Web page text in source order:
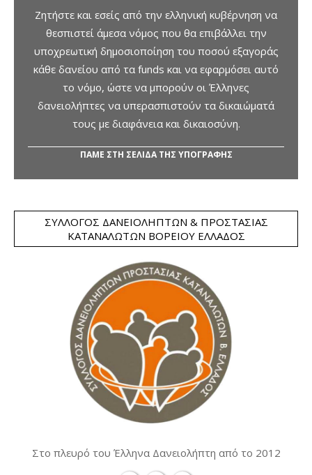
Ζητήστε και εσείς από την ελληνική κυβέρνηση να
θεσπιστεί άμεσα νόμος που θα επιβάλλει την
υποχρεωτική δημοσιοποίηση του ποσού εξαγοράς
κάθε δανείου από τα funds και να εφαρμόσει αυτό
το νόμο, ώστε να μπορούν οι Έλληνες
δανειολήπτες να υπερασπιστούν τα δικαιώματά
τους με διαφάνεια και δικαιοσύνη.
ΠΑΜΕ ΣΤΗ ΣΕΛΙΔΑ ΤΗΣ ΥΠΟΓΡΑΦΗΣ
ΣΎΛΛΟΓΟΣ ΔΑΝΕΙΟΛΗΠΤΏΝ & ΠΡΟΣΤΑΣΊΑΣ
ΚΑΤΑΝΑΛΩΤΏΝ ΒΟΡΕΊΟΥ ΕΛΛΆΔΟΣ
Στο πλευρό του Έλληνα Δανειολήπτη από το 2012